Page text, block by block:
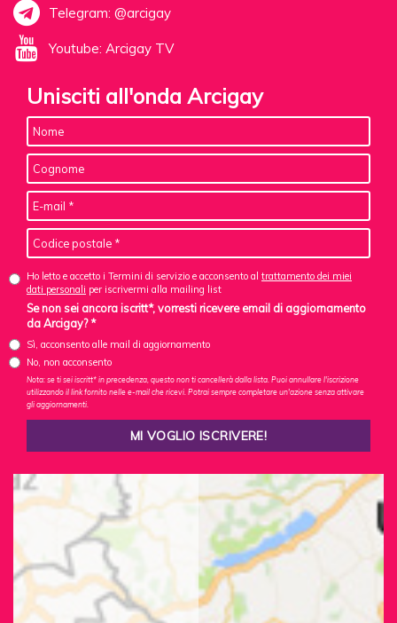
Telegram: @arcigay
Youtube: Arcigay TV
Unisciti all'onda Arcigay
Ho letto e accetto i Termini di servizio e acconsento al trattamento dei miei
dati personali per iscrivermi alla mailing list
Se non sei ancora iscritt*, vorresti ricevere email di aggiornamento
da Arcigay? *
Sì, acconsento alle mail di aggiornamento
No, non acconsento
Nota: se ti sei iscritt* in precedenza, questo non ti cancellerà dalla lista. Puoi annullare l'iscrizione
utilizzando il link fornito nelle e-mail che ricevi. Potrai sempre completare un'azione senza attivare
gli aggiornamenti.